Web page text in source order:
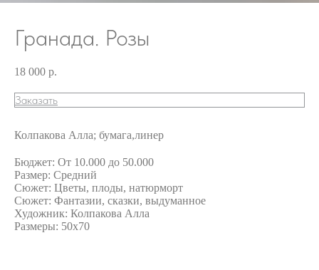
Гранада. Розы
18 000 р.
Заказать
Колпакова Алла; бумага,линер
Бюджет: От 10.000 до 50.000
Размер: Средний
Сюжет: Цветы, плоды, натюрморт
Сюжет: Фантазии, сказки, выдуманное
Художник: Колпакова Алла
Размеры: 50х70